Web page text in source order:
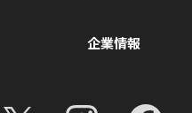
企業情報